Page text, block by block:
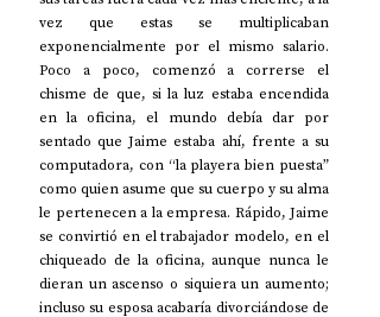
vez que estas se multiplicaban
exponencialmente por el mismo salario.
Poco a poco, comenzó a correrse el
chisme de que, si la luz estaba encendida
en la oficina, el mundo debía dar por
sentado que Jaime estaba ahí, frente a su
computadora, con “la playera bien puesta”
como quien asume que su cuerpo y su alma
le pertenecen a la empresa. Rápido, Jaime
se convirtió en el trabajador modelo, en el
chiqueado de la oficina, aunque nunca le
dieran un ascenso o siquiera un aumento;
incluso su esposa acabaría divorciándose de